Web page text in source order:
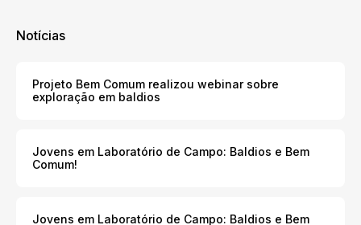
Notícias
Projeto Bem Comum realizou webinar sobre
exploração em baldios
Jovens em Laboratório de Campo: Baldios e Bem
Comum!
Jovens em Laboratório de Campo: Baldios e Bem